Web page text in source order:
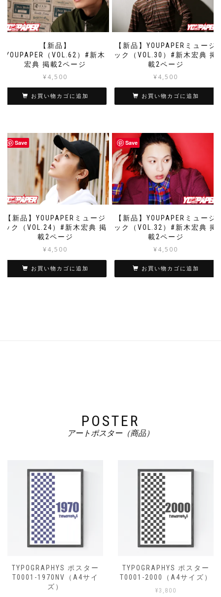
【新品】
YOUPAPER（VOL.62）#新木
宏典 掲載2ページ
¥4,500
お買い物カゴに追加
【新品】YOUPAPERミュージ
ック（VOL.30）#新木宏典 掲
載2ページ
¥4,500
お買い物カゴに追加
Save
【新品】YOUPAPERミュージ
ック（VOL.24）#新木宏典 掲
載2ページ
¥4,500
お買い物カゴに追加
Save
【新品】YOUPAPERミュージ
ック（VOL.32）#新木宏典 掲
載2ページ
¥4,500
お買い物カゴに追加
POSTER
アートポスター（商品）
TYPOGRAPHYS ポスター
T0001-1970NV（A4サイ
ズ）
TYPOGRAPHYS ポスター
T0001-2000（A4サイズ）
¥3,800